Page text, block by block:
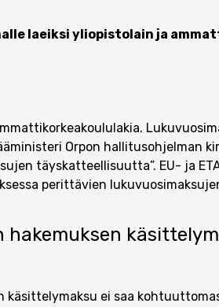
laeiksi yliopistolain ja
Orpon hallitusohjelman
täyskatteellisuutta”. EU- ja
perittävien
hakemuksen
ei saa